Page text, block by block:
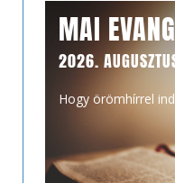
MAI
2026.
Hogy örömhírrel